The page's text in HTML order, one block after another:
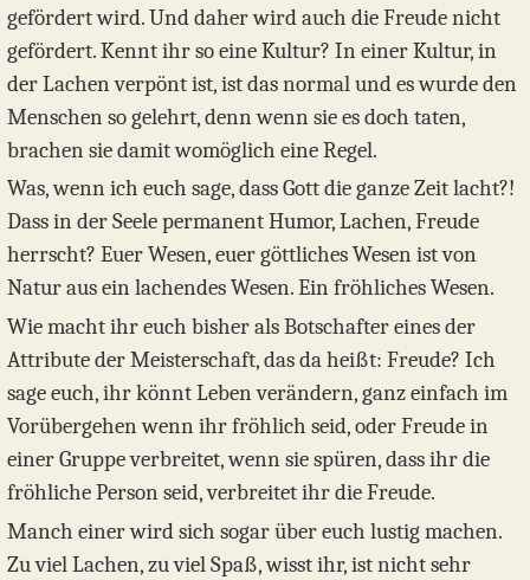
gefördert wird. Und daher wird auch die Freude nicht
gefördert. Kennt ihr so eine Kultur? In einer Kultur, in
der Lachen verpönt ist, ist das normal und es wurde den
Menschen so gelehrt, denn wenn sie es doch taten,
brachen sie damit womöglich eine Regel.
Was, wenn ich euch sage, dass Gott die ganze Zeit lacht?!
Dass in der Seele permanent Humor, Lachen, Freude
herrscht? Euer Wesen, euer göttliches Wesen ist von
Natur aus ein lachendes Wesen. Ein fröhliches Wesen.
Wie macht ihr euch bisher als Botschafter eines der
Attribute der Meisterschaft, das da heißt: Freude? Ich
sage euch, ihr könnt Leben verändern, ganz einfach im
Vorübergehen wenn ihr fröhlich seid, oder Freude in
einer Gruppe verbreitet, wenn sie spüren, dass ihr die
fröhliche Person seid, verbreitet ihr die Freude.
Manch einer wird sich sogar über euch lustig machen.
Zu viel Lachen, zu viel Spaß, wisst ihr, ist nicht sehr